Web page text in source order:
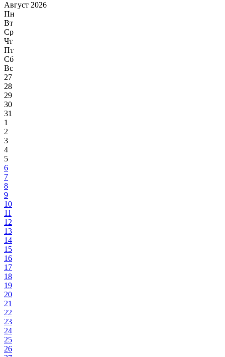
Август 2026
Пн
Вт
Ср
Чт
Пт
Сб
Вс
27
28
29
30
31
1
2
3
4
5
6
7
8
9
10
11
12
13
14
15
16
17
18
19
20
21
22
23
24
25
26